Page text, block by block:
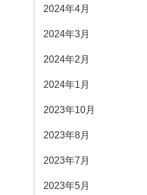
2024年4月
2024年3月
2024年2月
2024年1月
2023年10月
2023年8月
2023年7月
2023年5月